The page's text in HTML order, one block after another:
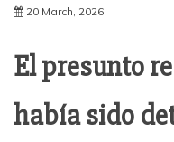
20 March, 2026
El presunto
había sido